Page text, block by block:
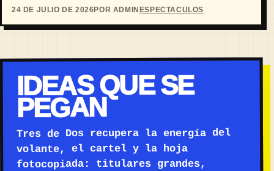
24 DE JULIO DE 2026POR ADMINESPECTACULOS
IDEAS QUE SE
PEGAN
Tres de Dos recupera la energía del
volante, el cartel y la hoja
fotocopiada: titulares grandes,